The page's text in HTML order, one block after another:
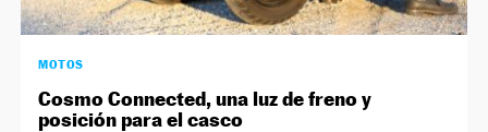
MOTOS
Cosmo Connected, una luz de freno y
posición para el casco